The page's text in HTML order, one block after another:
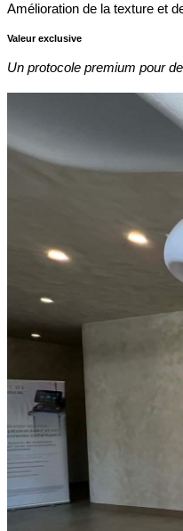
Amélioration de la texture et
Valeur exclusive
Un protocole premium pour